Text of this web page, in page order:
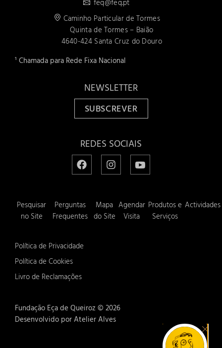
feq@feq.pt
Caminho Particular de Tormes
Quinta de Tormes – Baião
4640-424 Santa Cruz do Douro
¹ Chamada para Rede Fixa Nacional
NEWSLETTER
SUBSCREVER
REDES SOCIAIS
Pesquisar
no Site
Perguntas
Frequentes
Mapa
do Site
Agendar
Visita
Produtos e
Serviços
Actividades
Política de Privacidade
Política de Cookies
Livro de Reclamações
Fundação Eça de Queiroz © 2026
Desenvolvido por Atelier Alves